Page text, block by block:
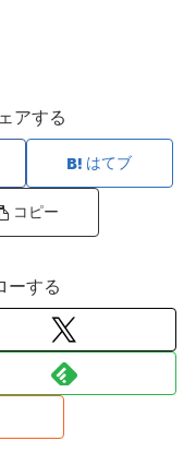
アする
はてブ
コピー
ーする